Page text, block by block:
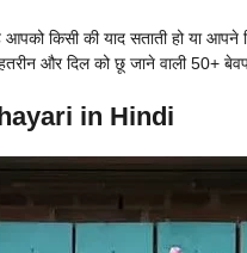
आपको किसी की याद सताती हो या
और दिल को छू जाने वाली 50+ बेवफा
in Hindi